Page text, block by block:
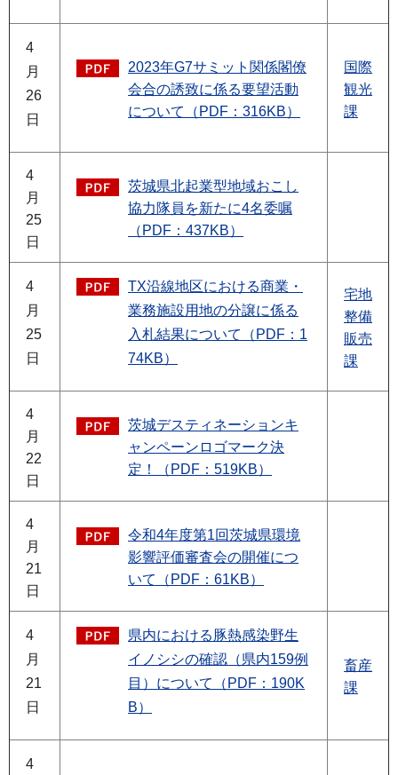
4
月
26
日
2023年G7サミット関係閣僚
会合の誘致に係る要望活動
について（PDF：316KB）
国際
観光
課
4
月
25
日
茨城県北起業型地域おこし
協力隊員を新たに4名委嘱
（PDF：437KB）
4
月
25
日
TX沿線地区における商業・
業務施設用地の分譲に係る
入札結果について（PDF：1
74KB）
宅地
整備
販売
課
4
月
22
日
茨城デスティネーションキ
ャンペーンロゴマーク決
定！（PDF：519KB）
4
月
21
日
令和4年度第1回茨城県環境
影響評価審査会の開催につ
いて（PDF：61KB）
4
月
21
日
県内における豚熱感染野生
イノシシの確認（県内159例
目）について（PDF：190K
B）
畜産
課
4